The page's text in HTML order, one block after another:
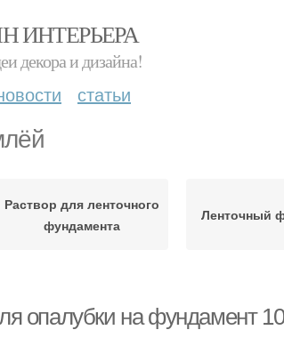
ИНТЕРЬЕРА
декора и дизайна!
статьи
Раствор для ленточного
фундамента
Ленточный
опалубки на фундамент